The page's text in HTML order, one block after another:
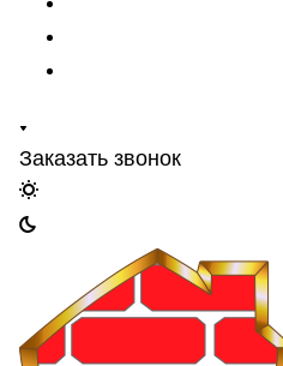
Заказать звонок